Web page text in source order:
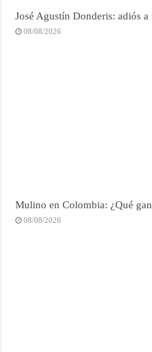
José Agustín Donderis: adiós
08/08/2026
Mulino en Colombia: ¿Qué
08/08/2026